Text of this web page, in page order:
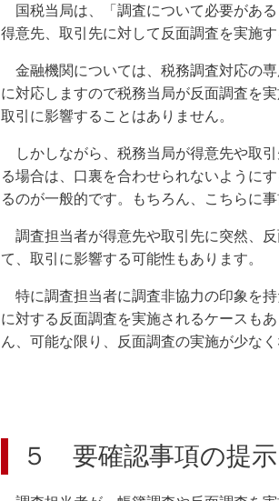
国税当局は、「調査について必要がある
得意先、取引先に対して反面調査を実施す
金融機関については、税務調査対応の
に対応しますので税務当局が反面調査を
取引に影響することはありません。
しかしながら、税務当局が得意先や取
る場合は、口裏を合わせられないように
るのが一般的です。もちろん、こちらに
調査担当者が得意先や取引先に突然、
て、取引に影響する可能性もあります。
特に調査担当者に調査非協力の印象を
に対する反面調査を実施されるケースも
ん、可能な限り、反面調査の実施が少な
５ 要確認事項の提示